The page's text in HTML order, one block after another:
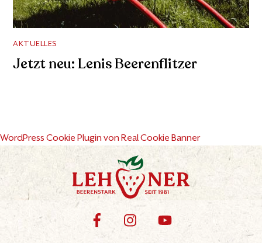
AKTUELLES
Jetzt neu: Lenis Beerenflitzer
WordPress Cookie Plugin von Real Cookie Banner